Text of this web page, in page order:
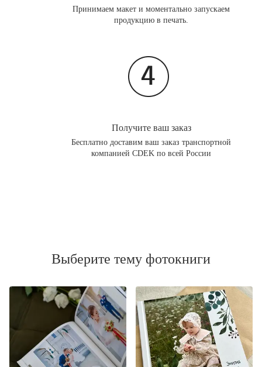
Принимаем макет и моментально запускаем
продукцию в печать.
Получите ваш заказ
Бесплатно доставим ваш заказ транспортной
компанией CDEK по всей России
Выберите тему фотокниги